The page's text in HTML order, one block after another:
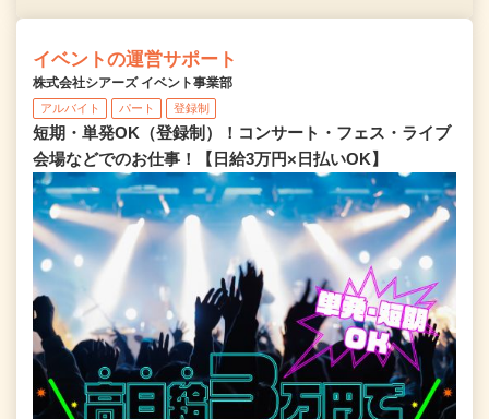
イベントの運営サポート
株式会社シアーズ イベント事業部
アルバイト パート 登録制
短期・単発OK（登録制）！コンサート・フェス・ライブ
会場などでのお仕事！【日給3万円×日払いOK】